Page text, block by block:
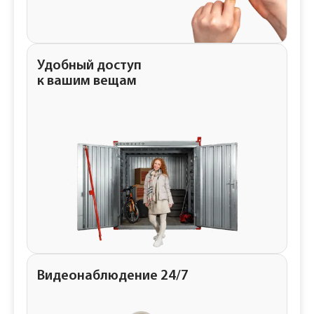
Удобный доступ
к вашим вещам
Видеонаблюдение 24/7